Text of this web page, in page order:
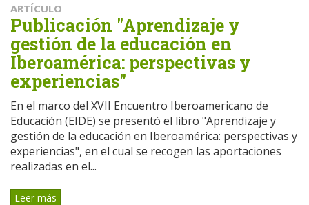
ARTÍCULO
Publicación "Aprendizaje y
gestión de la educación en
Iberoamérica: perspectivas y
experiencias"
En el marco del XVII Encuentro Iberoamericano de
Educación (EIDE) se presentó el libro "Aprendizaje y
gestión de la educación en Iberoamérica: perspectivas y
experiencias", en el cual se recogen las aportaciones
realizadas en el...
Leer más